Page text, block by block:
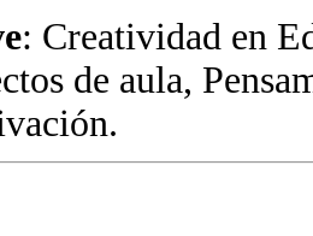
: Creatividad en
de aula,